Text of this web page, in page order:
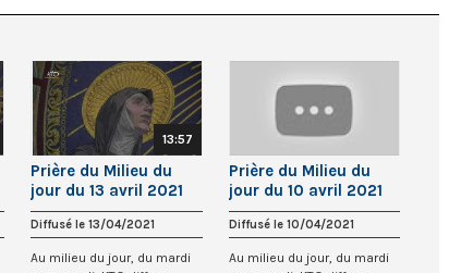
13:57
Prière du Milieu du
jour du 13 avril 2021
des Bénédictines du
Sacré-Coeur de
Montmartre
Diffusé le 13/04/2021
Au milieu du jour, du mardi
Prière du Milieu du
jour du 10 avril 2021
des Bénédictines du
Sacré-Coeur de
Montmartre
Diffusé le 10/04/2021
Au milieu du jour, du mardi